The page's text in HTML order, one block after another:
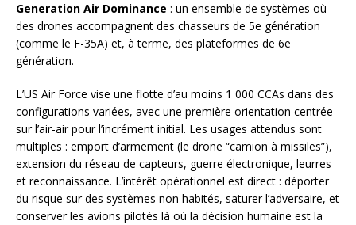
Generation Air Dominance : un ensemble de systèmes où
des drones accompagnent des chasseurs de 5e génération
(comme le F-35A) et, à terme, des plateformes de 6e
génération.
L’US Air Force vise une flotte d’au moins 1 000 CCAs dans des
configurations variées, avec une première orientation centrée
sur l’air-air pour l’incrément initial. Les usages attendus sont
multiples : emport d’armement (le drone “camion à missiles”),
extension du réseau de capteurs, guerre électronique, leurres
et reconnaissance. L’intérêt opérationnel est direct : déporter
du risque sur des systèmes non habités, saturer l’adversaire, et
conserver les avions pilotés là où la décision humaine est la